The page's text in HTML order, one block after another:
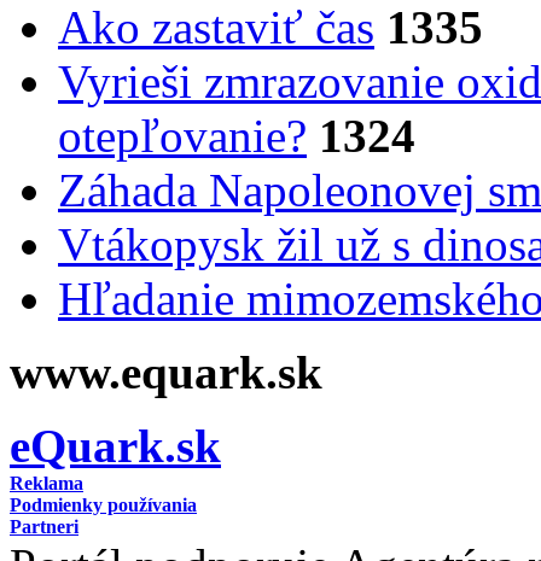
Ako zastaviť čas 1335
Vyrieši zmrazovanie
otepľovanie? 1324
Záhada Napoleonovej
Vtákopysk žil už s
Hľadanie
www.equark.sk
eQuark.sk
Reklama
Podmienky používania
Partneri